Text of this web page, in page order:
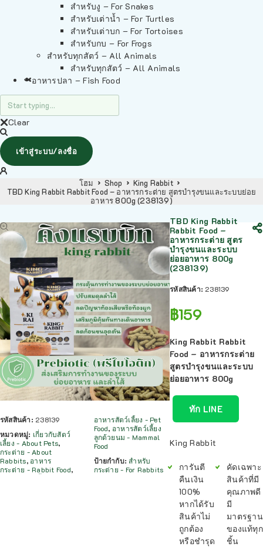
สำหรับงู – For Snakes
สำหรับเต่าน้ำ – For Turtles
สำหรับเต่าบก – For Tortoises
สำหรับกบ – For Frogs
สำหรับทุกสัตว์ – All Animals
สำหรับทุกสัตว์ – All Animals
อาหารปลา – Fish Food
Clear
เข้าสู่ระบบ/ลงชื่อ
โฮม Shop
King Rabbit
TBD King Rabbit Rabbit Food – อาหารกระต่าย สูตรบำรุงขนและระบบย่อย
อาหาร 800g (238139)
รหัสสินค้า: 238139
หมวดหมู่: เกี่ยวกับสัตว์
เลี้ยง - About Pets,
กระต่าย - About
Rabbits, อาหาร
กระต่าย - Rabbit Food,
อาหารสัตว์เลี้ยง - Pet
Food, อาหารสัตว์เลี้ยง
ลูกด้วยนม - Mammal
Food
ป้ายกำกับ:สำหรับ
กระต่าย - For Rabbits
TBD King Rabbit
Rabbit Food –
อาหารกระต่าย สูตร
บำรุงขนและระบบ
ย่อยอาหาร 800g
(238139)
รหัสสินค้า: 238139
฿159
King Rabbit Rabbit
Food – อาหารกระต่าย
สูตรบำรุงขนและระบบ
ย่อยอาหาร 800g
ทัก LINE
King Rabbit
การันตี
คืนเงิน
100%
หากได้รับ
สินค้าไม่
ถูกต้อง
หรือชำรุด
คัดเฉพาะ
สินค้าที่มี
คุณภาพดี
มี
มาตรฐาน
ของแท้ทุก
ชิ้น